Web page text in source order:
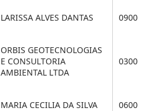
LARISSA ALVES DANTAS 0900
ORBIS GEOTECNOLOGIAS
E CONSULTORIA
AMBIENTAL LTDA
0300
MARIA CECILIA DA SILVA 0600